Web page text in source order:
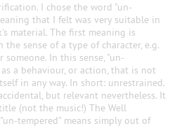
I chose the word "un-
that I felt was very suitable in
material. The first meaning is
sense of a type of character, e.g.
In this sense, "un-
a behaviour, or action, that is not
in any way. In short: unrestrained.
but relevant nevertheless. It
(not the music!) The Well
tempered" means simply out of